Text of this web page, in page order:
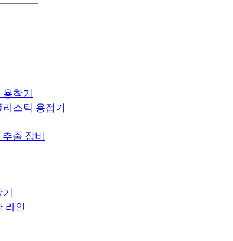
용착기
스틱 용접기
출 장비
기
라인